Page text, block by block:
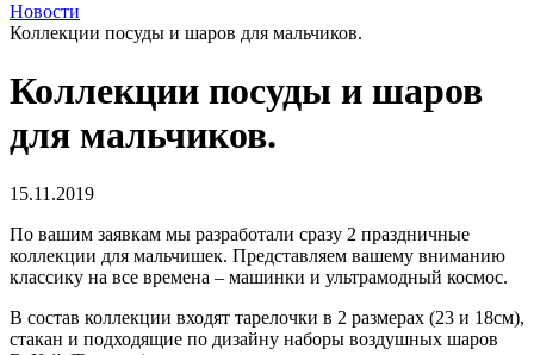
Новости
Коллекции посуды и шаров для мальчиков.
Коллекции посуды и шаров
для мальчиков.
15.11.2019
По вашим заявкам мы разработали сразу 2 праздничные
коллекции для мальчишек. Представляем вашему вниманию
классику на все времена – машинки и ультрамодный космос.
В состав коллекции входят тарелочки в 2 размерах (23 и 18см),
стакан и подходящие по дизайну наборы воздушных шаров